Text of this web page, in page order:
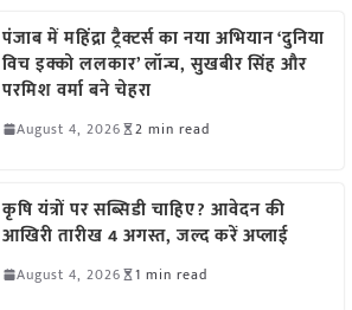
पंजाब में महिंद्रा ट्रैक्टर्स का नया अभियान ‘दुनिया
विच इक्को ललकार’ लॉन्च, सुखबीर सिंह और
परमिश वर्मा बने चेहरा
August 4, 2026 2 min read
कृषि यंत्रों पर सब्सिडी चाहिए? आवेदन की
आखिरी तारीख 4 अगस्त, जल्द करें अप्लाई
August 4, 2026 1 min read